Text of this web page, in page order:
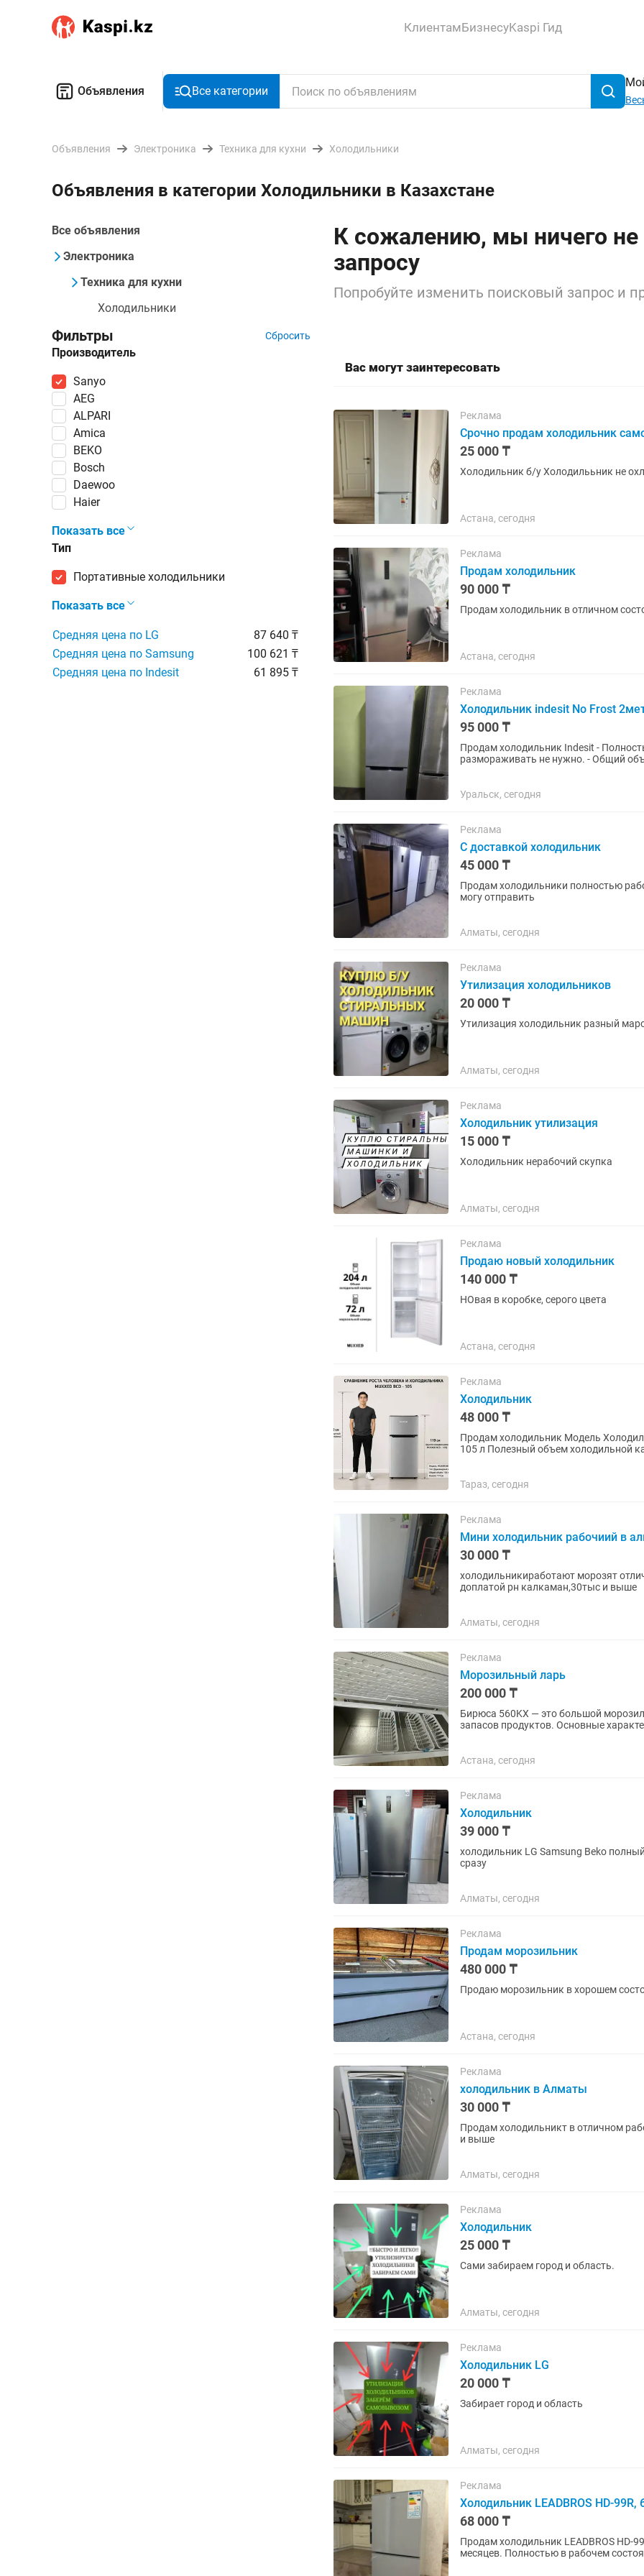
КлиентамБизнесуKaspi Гид
Объявления Все категории
Объявления Электроника Техника для кухни Холодильники
Объявления в категории Холодильники в Казахстане
Все объявления
Электроника
Техника для кухни
Холодильники
Фильтры Сбросить
Производитель
Sanyo
AEG
ALPARI
Amica
BEKO
Bosch
Daewoo
Haier
Показать все
Тип
портативные холодильники
Показать все
Средняя цена по LG
87 640 ₸
Средняя цена по Samsung
100 621 ₸
Средняя цена по Indesit
61 895 ₸
К сожалению, мы ничего
запросу
Попробуйте изменить поисковый запрос и
Вас могут заинтересовать
Реклама
Срочно продам холодильник
25 000 ₸
Холодильник б/у Холодилььник не
Астана, сегодня
Реклама
Продам холодильник
90 000 ₸
Продам холодильник в отличном
Астана, сегодня
Реклама
Холодильник indesit No Frost
95 000 ₸
Продам холодильник Indesit -
размораживать не нужно. - Общий
Уральск, сегодня
Реклама
С доставкой холодильник
45 000 ₸
Продам холодильники полностью
могу отправить
Алматы, сегодня
Реклама
Утилизация холодильников
20 000 ₸
Утилизация холодильник разный
Алматы, сегодня
Реклама
Холодильник утилизация
15 000 ₸
Холодильник нерабочий скупка
Алматы, сегодня
Реклама
Продаю новый холодильник
140 000 ₸
НОвая в коробке, серого цвета
Астана, сегодня
Реклама
Холодильник
48 000 ₸
Продам холодильник Модель Холодильник Muxxed BCD - 105 Объем Общий полезный объем
105 л Полезный объем холодильной
Тараз, сегодня
Реклама
Мини холодильник рабочиий в
30 000 ₸
холодильникиработают морозят
доплатой рн калкаман,30тыс и выше
Алматы, сегодня
Реклама
Морозильный ларь
200 000 ₸
Бирюса 560KX — это большой
запасов продуктов. Основные характеристики: Общий объем: 510 л. Габариты (Ш × Г × В): 179 ×
Астана, сегодня
Реклама
Холодильник
39 000 ₸
холодильник LG Samsung Beko
сразу
Алматы, сегодня
Реклама
Продам морозильник
480 000 ₸
Продаю морозильник в хорошем
Астана, сегодня
Реклама
холодильник в Алматы
30 000 ₸
Продам холодильникт в отличном
и выше
Алматы, сегодня
Реклама
Холодильник
25 000 ₸
Сами забираем город и область.
Алматы, сегодня
Реклама
Холодильник LG
20 000 ₸
Забирает город и область
Алматы, сегодня
Реклама
Холодильник LEADBROS HD-
68 000 ₸
Продам холодильник LEADBROS HD-
месяцев. Полностью в рабочем